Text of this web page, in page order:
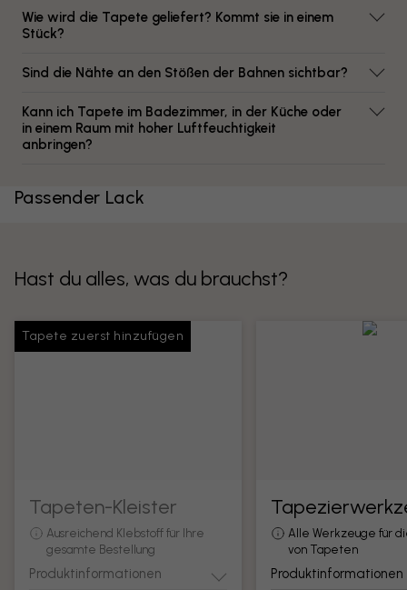
Wie wird die Tapete geliefert? Kommt sie in einem
Stück?
Sind die Nähte an den Stößen der Bahnen sichtbar?
Kann ich Tapete im Badezimmer, in der Küche oder
in einem Raum mit hoher Luftfeuchtigkeit
anbringen?
Passender Lack
Hast du alles, was du brauchst?
Tapete zuerst hinzufügen
Tapeten-Kleister
Ausreichend Klebstoff für Ihre
gesamte Bestellung
Produktinformationen
Alle Werkzeuge für
von Tapeten
Produktinformationen